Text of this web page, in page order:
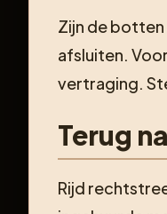
Zijn de botten
afsluiten.
vertraging.
Terug
Rijd